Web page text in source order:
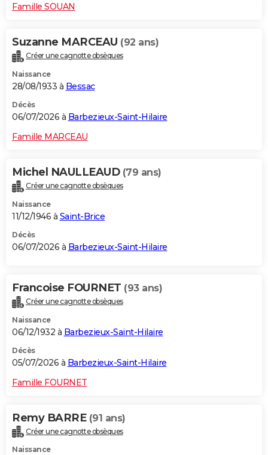
Famille SOUAN
Suzanne MARCEAU (92 ans)
Créer une cagnotte obsèques
Naissance
28/08/1933 à Bessac
Décès
06/07/2026 à Barbezieux-Saint-Hilaire
Famille MARCEAU
Michel NAULLEAUD (79 ans)
Créer une cagnotte obsèques
Naissance
11/12/1946 à Saint-Brice
Décès
06/07/2026 à Barbezieux-Saint-Hilaire
Francoise FOURNET (93 ans)
Créer une cagnotte obsèques
Naissance
06/12/1932 à Barbezieux-Saint-Hilaire
Décès
05/07/2026 à Barbezieux-Saint-Hilaire
Famille FOURNET
Remy BARRE (91 ans)
Créer une cagnotte obsèques
Naissance